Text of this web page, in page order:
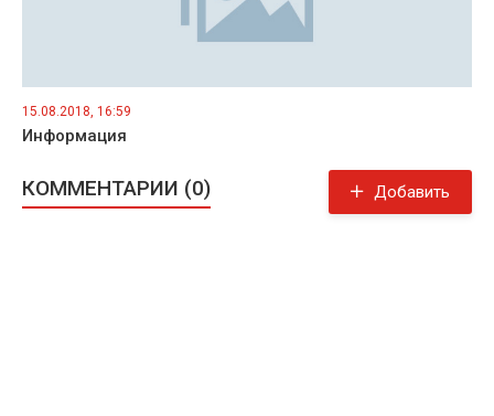
15.08.2018, 16:59
Информация
КОММЕНТАРИИ (0) Добавить